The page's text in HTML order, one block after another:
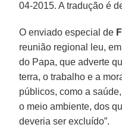
04-2015. A tradução é
O enviado especial de
reunião regional leu,
do Papa, que adverte
terra, o trabalho e a
públicos, como a
o meio ambiente, dos
deveria ser excluído”.